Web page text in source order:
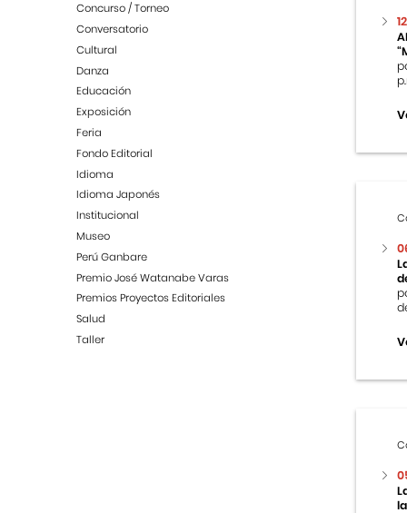
Concurso / Torneo
Conversatorio
Cultural
Danza
Educación
Exposición
Feria
Fondo Editorial
Idioma
Idioma Japonés
Institucional
Museo
Perú Ganbare
Premio José Watanabe Varas
Premios Proyectos Editoriales
Salud
Taller